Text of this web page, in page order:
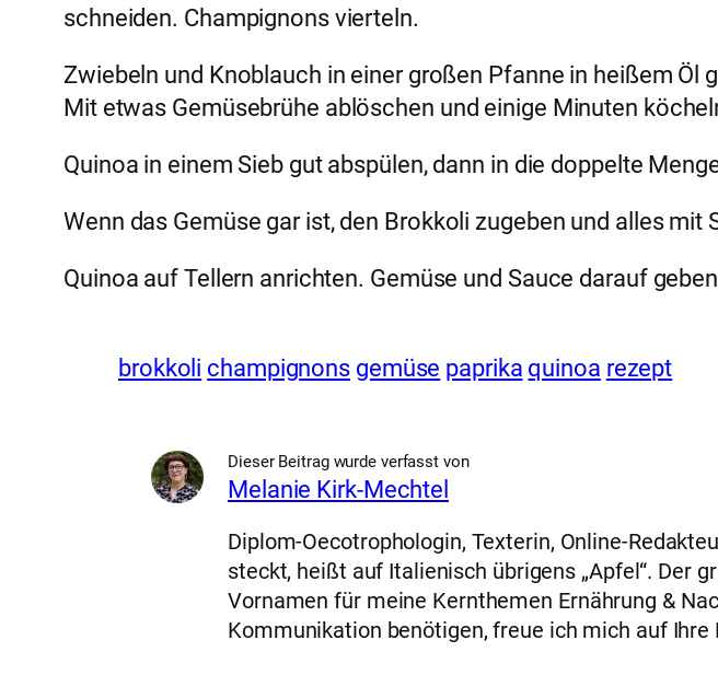
schneiden. Champignons vierteln.
Zwiebeln und Knoblauch in einer großen Pfanne in heißem
Mit etwas Gemüsebrühe ablöschen und einige Minuten
Quinoa in einem Sieb gut abspülen, dann in die doppelte
Wenn das Gemüse gar ist, den Brokkoli zugeben und alles
Quinoa auf Tellern anrichten. Gemüse und Sauce darauf
brokkoli champignons gemüse paprika quinoa rezept
Dieser Beitrag wurde verfasst von
Melanie Kirk-Mechtel
Diplom-Oecotrophologin, Texterin, Online-
steckt, heißt auf Italienisch übrigens „Apfel“. Der
Vornamen für meine Kernthemen Ernährung &
Kommunikation benötigen, freue ich mich auf Ihre